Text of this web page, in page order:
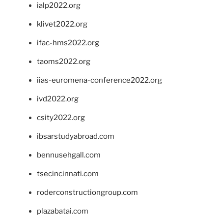
ialp2022.org
klivet2022.org
ifac-hms2022.org
taoms2022.org
iias-euromena-conference2022.org
ivd2022.org
csity2022.org
ibsarstudyabroad.com
bennusehgall.com
tsecincinnati.com
roderconstructiongroup.com
plazabatai.com